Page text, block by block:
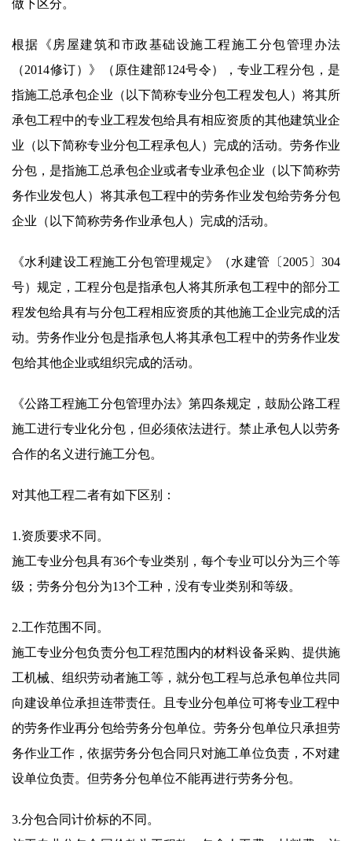
做下区分。
根据《房屋建筑和市政基础设施工程施工分包管理办法
（2014修订）》（原住建部124号令），专业工程分包，是
指施工总承包企业（以下简称专业分包工程发包人）将其所
承包工程中的专业工程发包给具有相应资质的其他建筑业企
业（以下简称专业分包工程承包人）完成的活动。劳务作业
分包，是指施工总承包企业或者专业承包企业（以下简称劳
务作业发包人）将其承包工程中的劳务作业发包给劳务分包
企业（以下简称劳务作业承包人）完成的活动。
《水利建设工程施工分包管理规定》（水建管〔2005〕304
号）规定，工程分包是指承包人将其所承包工程中的部分工
程发包给具有与分包工程相应资质的其他施工企业完成的活
动。劳务作业分包是指承包人将其承包工程中的劳务作业发
包给其他企业或组织完成的活动。
《公路工程施工分包管理办法》第四条规定，鼓励公路工程
施工进行专业化分包，但必须依法进行。禁止承包人以劳务
合作的名义进行施工分包。
对其他工程二者有如下区别：
1.资质要求不同。
施工专业分包具有36个专业类别，每个专业可以分为三个等
级；劳务分包分为13个工种，没有专业类别和等级。
2.工作范围不同。
施工专业分包负责分包工程范围内的材料设备采购、提供施
工机械、组织劳动者施工等，就分包工程与总承包单位共同
向建设单位承担连带责任。且专业分包单位可将专业工程中
的劳务作业再分包给劳务分包单位。劳务分包单位只承担劳
务作业工作，依据劳务分包合同只对施工单位负责，不对建
设单位负责。但劳务分包单位不能再进行劳务分包。
3.分包合同计价标的不同。